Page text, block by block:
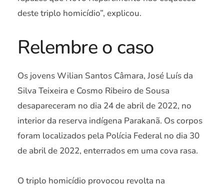
deste triplo homicídio”, explicou.
Relembre o caso
Os jovens Wilian Santos Câmara, José Luís da
Silva Teixeira e Cosmo Ribeiro de Sousa
desapareceram no dia 24 de abril de 2022, no
interior da reserva indígena Parakanã. Os corpos
foram localizados pela Polícia Federal no dia 30
de abril de 2022, enterrados em uma cova rasa.
O triplo homicídio provocou revolta na